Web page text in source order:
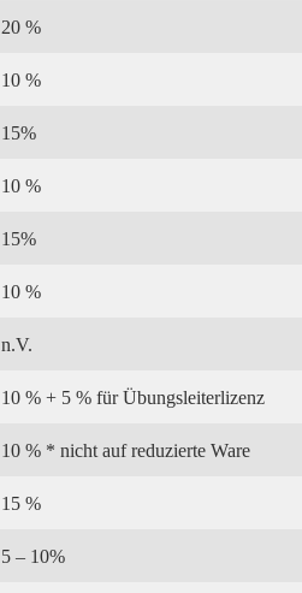
20 %
10 %
15%
10 %
15%
10 %
n.V.
10 % + 5 % für Übungsleiterlizenz
10 % * nicht auf reduzierte Ware
15 %
5 – 10%